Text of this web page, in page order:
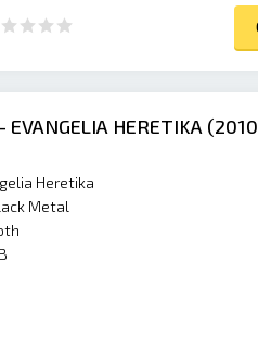
EVANGELIA HERETIKA
Heretika
Metal